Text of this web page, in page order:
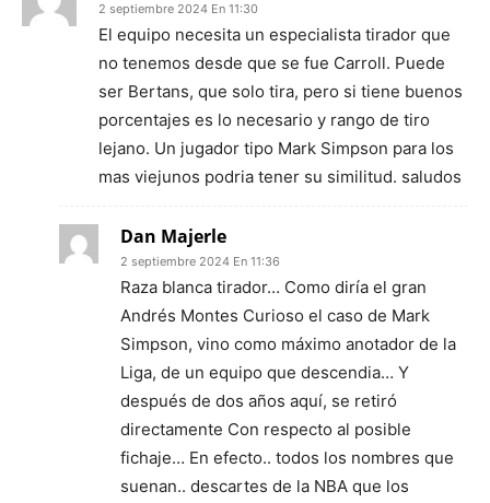
2 septiembre 2024 En 11:30
El equipo necesita un especialista tirador que
no tenemos desde que se fue Carroll. Puede
ser Bertans, que solo tira, pero si tiene buenos
porcentajes es lo necesario y rango de tiro
lejano. Un jugador tipo Mark Simpson para los
mas viejunos podria tener su similitud. saludos
Dan Majerle
2 septiembre 2024 En 11:36
Raza blanca tirador… Como diría el gran
Andrés Montes Curioso el caso de Mark
Simpson, vino como máximo anotador de la
Liga, de un equipo que descendia… Y
después de dos años aquí, se retiró
directamente Con respecto al posible
fichaje… En efecto.. todos los nombres que
suenan.. descartes de la NBA que los